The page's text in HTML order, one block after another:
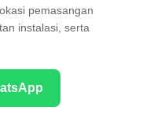
pemasangan
instalasi, serta